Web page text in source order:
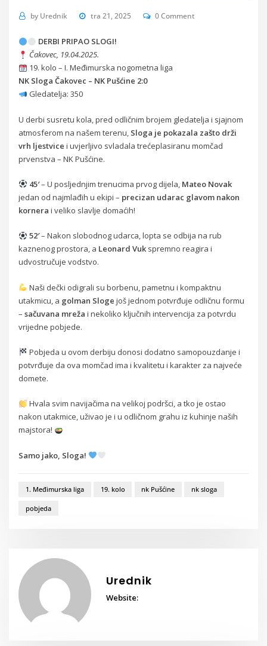
by Urednik tra 21, 2025 0 Comment
DERBI PRIPAO SLOGI!
Čakovec, 19.04.2025.
19. kolo – I. Međimurska nogometna liga
NK Sloga Čakovec – NK Pušćine 2:0
Gledatelja: 350
U derbi susretu kola, pred odličnim brojem gledatelja i sjajnom
atmosferom na našem terenu, Sloga je pokazala zašto drži
vrh ljestvice i uvjerljivo svladala trećeplasiranu momčad
prvenstva – NK Pušćine.
45′– U posljednjim trenucima prvog dijela, Mateo Novak
jedan od najmlađih u ekipi – precizan udarac glavom nakon
kornera i veliko slavlje domaćih!
52′– Nakon slobodnog udarca, lopta se odbija na rub
kaznenog prostora, a Leonard Vuk spremno reagira i
udvostručuje vodstvo.
Naši dečki odigrali su borbenu, pametnu i kompaktnu
utakmicu, a golman Sloge još jednom potvrđuje odličnu formu
–sačuvana mreža i nekoliko ključnih intervencija za potvrdu
vrijedne pobjede.
Pobjeda u ovom derbiju donosi dodatno samopouzdanje i
potvrđuje da ova momčad ima i kvalitetu i karakter za najveće
domete.
Hvala svim navijačima na velikoj podršci, a tko je ostao
nakon utakmice, uživao je i u odličnom grahu iz kuhinje naših
majstora!
Samo jako, Sloga!
1. Međimurska liga 19. kolo nk Pušćine nk sloga
pobjeda
Urednik
Website: